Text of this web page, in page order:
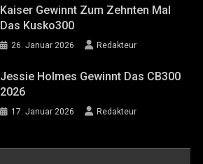
Kaiser Gewinnt Zum Zehnten Mal
Das Kusko300
26. Januar 2026 Redakteur
Jessie Holmes Gewinnt Das CB300
2026
17. Januar 2026 Redakteur